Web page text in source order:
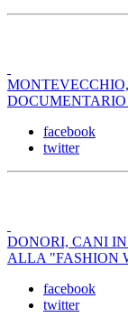
facebook
twitter
DONORI, CANI
ALLA "FASHION
facebook
twitter